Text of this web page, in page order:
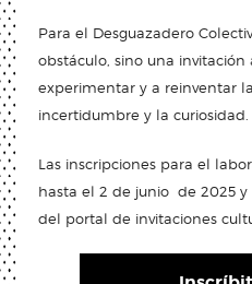
Para el Desguazadero
obstáculo, sino una invitación
experimentar y a reinventar
incertidumbre y la curiosidad.
Las inscripciones para el
hasta el 2 de junio de 2025
del portal de invitaciones